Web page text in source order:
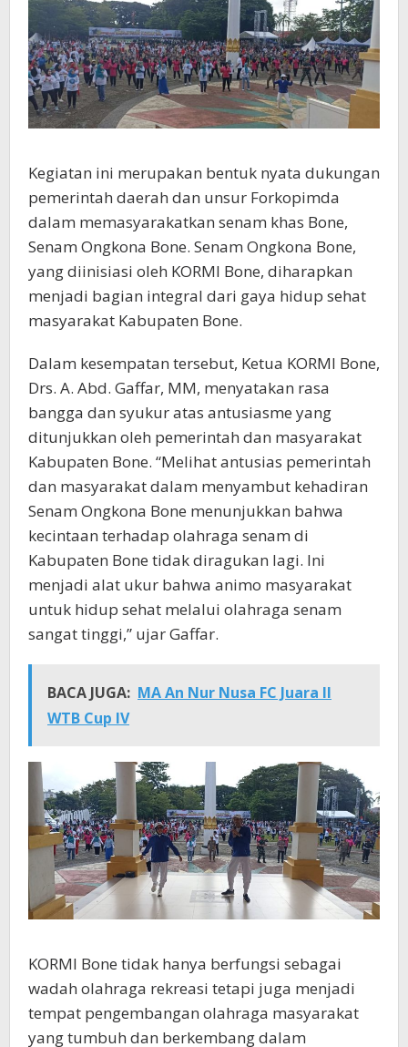
Kegiatan ini merupakan bentuk nyata dukungan
pemerintah daerah dan unsur Forkopimda
dalam memasyarakatkan senam khas Bone,
Senam Ongkona Bone. Senam Ongkona Bone,
yang diinisiasi oleh KORMI Bone, diharapkan
menjadi bagian integral dari gaya hidup sehat
masyarakat Kabupaten Bone.
Dalam kesempatan tersebut, Ketua KORMI Bone,
Drs. A. Abd. Gaffar, MM, menyatakan rasa
bangga dan syukur atas antusiasme yang
ditunjukkan oleh pemerintah dan masyarakat
Kabupaten Bone. “Melihat antusias pemerintah
dan masyarakat dalam menyambut kehadiran
Senam Ongkona Bone menunjukkan bahwa
kecintaan terhadap olahraga senam di
Kabupaten Bone tidak diragukan lagi. Ini
menjadi alat ukur bahwa animo masyarakat
untuk hidup sehat melalui olahraga senam
sangat tinggi,” ujar Gaffar.
BACA JUGA: MA An Nur Nusa FC Juara II
WTB Cup IV
KORMI Bone tidak hanya berfungsi sebagai
wadah olahraga rekreasi tetapi juga menjadi
tempat pengembangan olahraga masyarakat
yang tumbuh dan berkembang dalam